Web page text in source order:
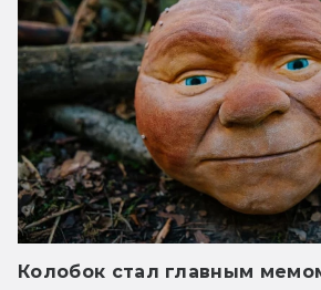
Колобок стал главным